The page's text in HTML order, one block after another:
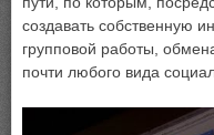
создавать собственную
групповой работы,
почти любого вида